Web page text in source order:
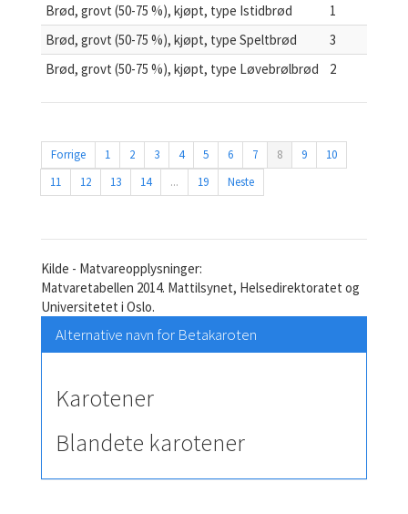
Brød, grovt (50-75 %), kjøpt, type Istidbrød
1
Brød, grovt (50-75 %), kjøpt, type Speltbrød
3
Brød, grovt (50-75 %), kjøpt, type Løvebrølbrød
2
Forrige 1 2 3 4 5 6 7 8 9
10
11
12 13 14 ... 19 Neste
Kilde - Matvareopplysninger:
Matvaretabellen 2014. Mattilsynet, Helsedirektoratet og
Universitetet i Oslo.
Alternative navn for Betakaroten
Karotener
Blandete karotener